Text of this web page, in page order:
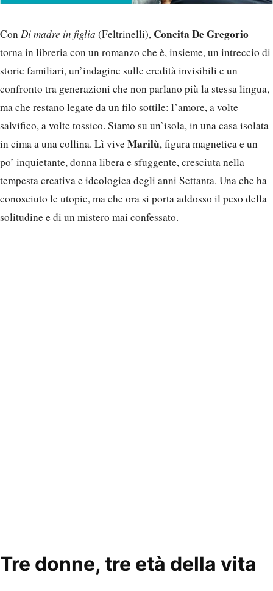
ConDi madre in figlia (Feltrinelli), Concita De Gregorio
torna in libreria con un romanzo che è, insieme, un intreccio di
storie familiari, un’indagine sulle eredità invisibili e un
confronto tra generazioni che non parlano più la stessa lingua,
ma che restano legate da un filo sottile: l’amore, a volte
salvifico, a volte tossico. Siamo su un’isola, in una casa isolata
in cima a una collina. Lì viveMarilù, figura magnetica e un
po’ inquietante, donna libera e sfuggente, cresciuta nella
tempesta creativa e ideologica degli anni Settanta. Una che ha
conosciuto le utopie, ma che ora si porta addosso il peso della
solitudine e di un mistero mai confessato.
Tre donne, tre età della vita